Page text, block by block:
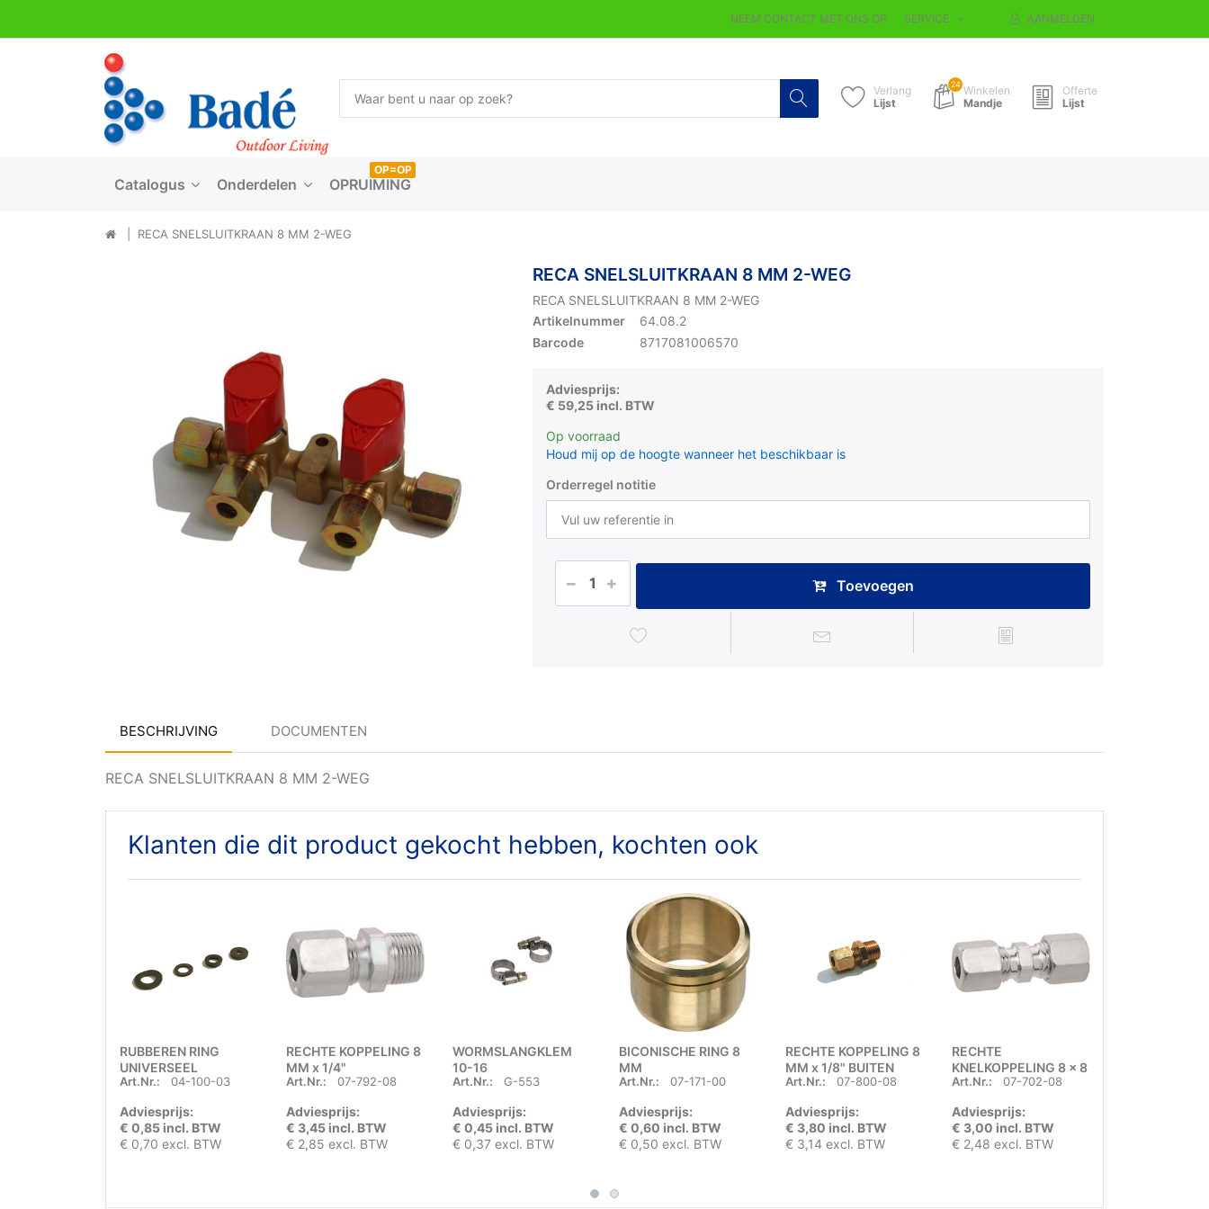
NEEM CONTACT MET ONS OP SERVICE AANMELDEN
Verlang
Lijst
24 Winkelen
Mandje
Offerte
Lijst
Catalogus Onderdelen OPRUIMING
OP=OP
RECA SNELSLUITKRAAN 8 MM 2-WEG
RECA SNELSLUITKRAAN 8 MM 2-WEG
RECA SNELSLUITKRAAN 8 MM 2-WEG
Artikelnummer
64.08.2
Barcode
8717081006570
Adviesprijs:
€ 59,25 incl. BTW
Op voorraad
Houd mij op de hoogte wanneer het beschikbaar is
Orderregel notitie
Toevoegen
BESCHRIJVING DOCUMENTEN
RECA SNELSLUITKRAAN 8 MM 2-WEG
Klanten die dit product gekocht hebben, kochten ook
RUBBEREN RING
UNIVERSEEL
Art.Nr.: 04-100-03
Adviesprijs:
€ 0,85 incl. BTW
€ 0,70 excl. BTW
RECHTE KOPPELING 8
MM x 1/4"
BUITENDRAAD
Art.Nr.: 07-792-08
Adviesprijs:
€ 3,45 incl. BTW
€ 2,85 excl. BTW
WORMSLANGKLEM
10-16
Art.Nr.: G-553
Adviesprijs:
€ 0,45 incl. BTW
€ 0,37 excl. BTW
BICONISCHE RING 8
MM
Art.Nr.: 07-171-00
Adviesprijs:
€ 0,60 incl. BTW
€ 0,50 excl. BTW
RECHTE KOPPELING 8
MM x 1/8" BUITEN
Art.Nr.: 07-800-08
Adviesprijs:
€ 3,80 incl. BTW
€ 3,14 excl. BTW
RECHTE
KNELKOPPELING 8 x 8
MM
Art.Nr.: 07-702-08
Adviesprijs:
€ 3,00 incl. BTW
€ 2,48 excl. BTW